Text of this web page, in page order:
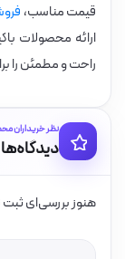
قیمت مناسب،
ارائه محصولات
راحت و مطمئن را
نظر خریداران
دیدگاه‌ها
هنوز بررسی‌ای